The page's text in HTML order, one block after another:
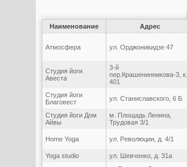
Наименование Адрес
Атмосфера ул. Орджоникидзе 47
Cтудия йоги
Авеста
3-й
пер.Крашенинникова-3, к.
401
Cтудия йоги
Благовест
ул. Станиславского, 6 Б
Cтудия йоги Дом
Айвы
м. Площадь Ленина,
Трудовая 3/1
Home Yoga ул. Революции, д. 4/1
Yoga studio
ул. Шевченко, д. 31а